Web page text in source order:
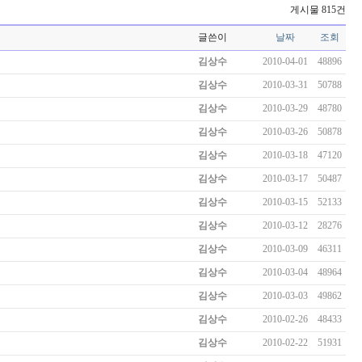
게시물 815건
글쓴이 날짜 조회
김상수 2010-04-01 48896
김상수 2010-03-31 50788
김상수 2010-03-29 48780
김상수 2010-03-26 50878
김상수 2010-03-18 47120
김상수 2010-03-17 50487
김상수 2010-03-15 52133
김상수 2010-03-12 28276
김상수 2010-03-09 46311
김상수 2010-03-04 48964
김상수 2010-03-03 49862
김상수 2010-02-26 48433
김상수 2010-02-22 51931